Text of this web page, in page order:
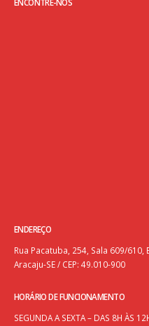
ENDEREÇO
Rua Pacatuba, 254, Sala 609/
Aracaju-SE / CEP: 49.010-900
HORÁRIO DE FUNCIONAMENTO
SEGUNDA A SEXTA – DAS 8H ÀS